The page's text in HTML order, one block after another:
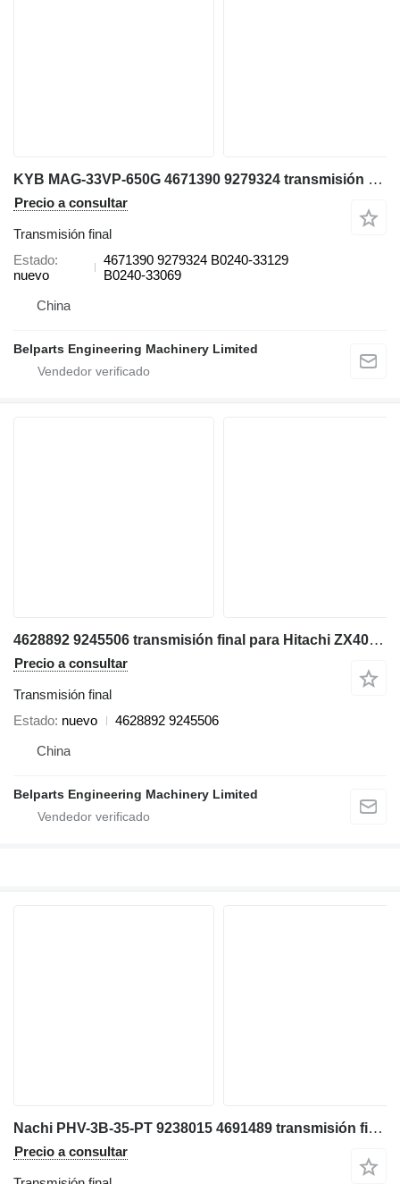
KYB MAG-33VP-650G 4671390 9279324 transmisión final para Hitachi ZX40U-3 ZX48U-3 ZX50U-3 ZX52U-3 ZX55UR-3 ZX60USB-3 ZX65USB-3 miniexcavadora
Precio a consultar
Transmisión final
Estado
nuevo
4671390 9279324 B0240-33129
B0240-33069
China
Belparts Engineering Machinery Limited
4628892 9245506 transmisión final para Hitachi ZX40U-2 ZX50U-2 ZX55UR-2 ZX55UR-2D-2U miniexcavadora
Precio a consultar
Transmisión final
Estado nuevo
4628892 9245506
China
Belparts Engineering Machinery Limited
Nachi PHV-3B-35-PT 9238015 4691489 transmisión final para Hitachi ZX30U-3 ZX33U-3 ZX35U-3 ZX38U-3 ZX40UR-2 ZX40UR-3 miniexcavadora
Precio a consultar